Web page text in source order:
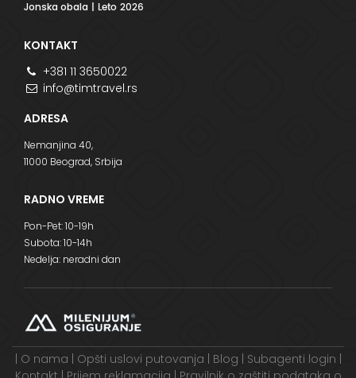
Jonska obala | Leto 2026
KONTAKT
+381 11 3650022
info@timtravel.rs
ADRESA
Nemanjina 40,
11000 Beograd, Srbija
RADNO VREME
Pon-Pet: 10-19h
Subota: 10-14h
Nedelja: neradni dan
O nama Opšti uslovi putovanja Blog Subagenti login